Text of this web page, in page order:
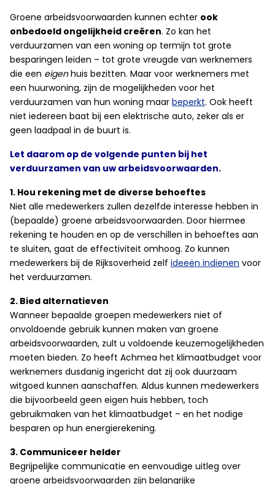
Groene arbeidsvoorwaarden kunnen echter ook
onbedoeld ongelijkheid creëren. Zo kan het
verduurzamen van een woning op termijn tot grote
besparingen leiden – tot grote vreugde van werknemers
die een eigenhuis bezitten. Maar voor werknemers met
een huurwoning, zijn de mogelijkheden voor het
verduurzamen van hun woning maar beperkt. Ook heeft
niet iedereen baat bij een elektrische auto, zeker als er
geen laadpaal in de buurt is.
Let daarom op de volgende punten bij het
verduurzamen van uw arbeidsvoorwaarden.
1. Hou rekening met de diverse behoeftes
Niet alle medewerkers zullen dezelfde interesse hebben in
(bepaalde) groene arbeidsvoorwaarden. Door hiermee
rekening te houden en op de verschillen in behoeftes aan
te sluiten, gaat de effectiviteit omhoog. Zo kunnen
medewerkers bij de Rijksoverheid zelf ideeën indienen voor
het verduurzamen.
2. Bied alternatieven
Wanneer bepaalde groepen medewerkers niet of
onvoldoende gebruik kunnen maken van groene
arbeidsvoorwaarden, zult u voldoende keuzemogelijkheden
moeten bieden. Zo heeft Achmea het klimaatbudget voor
werknemers dusdanig ingericht dat zij ook duurzaam
witgoed kunnen aanschaffen. Aldus kunnen medewerkers
die bijvoorbeeld geen eigen huis hebben, toch
gebruikmaken van het klimaatbudget – en het nodige
besparen op hun energierekening.
3. Communiceer helder
Begrijpelijke communicatie en eenvoudige uitleg over
groene arbeidsvoorwaarden zijn belangrijke